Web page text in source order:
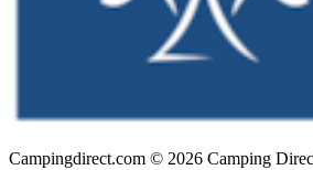
Campingdirect.com © 2026 Camping